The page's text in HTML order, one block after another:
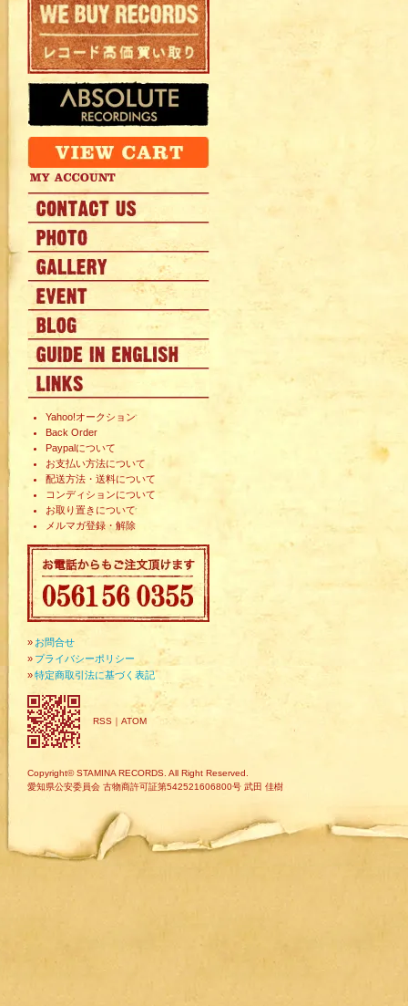
Yahoo!オークション
Back Order
Paypalについて
お支払い方法について
配送方法・送料について
コンディションについて
お取り置きについて
メルマガ登録・解除
» お問合せ
» プライバシーポリシー
»特定商取引法に基づく表記
RSS ｜ ATOM
Copyright© STAMINA RECORDS. All Right Reserved.
愛知県公安委員会 古物商許可証第542521606800号 武田 佳樹